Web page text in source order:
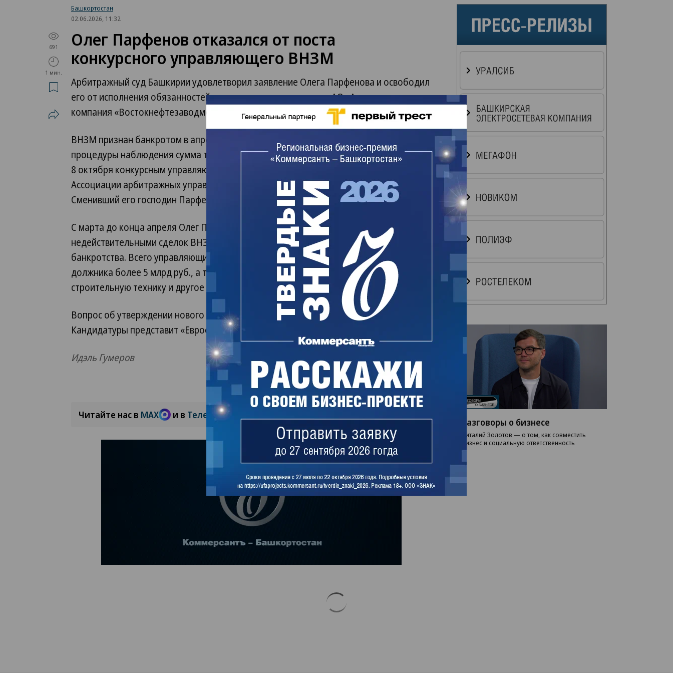
Башкортостан
02.06.2026, 11:32
691
1 мин.
Олег Парфенов отказался от поста
конкурсного управляющего ВНЗМ
Арбитражный суд Башкирии удовлетворил заявление Олега Парфенова и освободил
его от исполнения обязанностей конкурсного управляющего АО «Акционерная
компания «Востокнефтезаводмонтаж» (ВНЗМ).
ВНЗМ признан банкротом в апреле прошлого года. На момент завершения
процедуры наблюдения сумма требований кредиторов превышала 7,9 млрд руб. До
8 октября конкурсным управляющим предприятия был Игорь Ковалев из
Ассоциации арбитражных управляющих Центрального федерального округа.
Сменивший его господин Парфенов представляет СРО «Евросиб».
С марта до конца апреля Олег Парфенов инициировал 193 дела о признании
недействительными сделок ВНЗМ, совершенных за три года до начала процедуры
банкротства. Всего управляющий намеревался вернуть в конкурсную массу
должника более 5 млрд руб., а также земельные участки, недвижимость, дорожно-
строительную технику и другое имущество.
Вопрос об утверждении нового конкурсного управляющего суд рассмотрит 29 июня.
Кандидатуры представит «Евросиб».
Идэль Гумеров
Поделиться
Читайте нас в MAX и в Телеграме
Разговоры о бизнесе
Виталий Золотов — о том, как совместить
бизнес и социальную ответственность